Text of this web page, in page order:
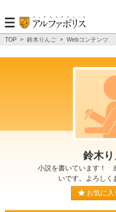
TOP > 鈴木りんご > Webコンテンツ
鈴木
小説を書いています！
いです。よろしく
お気に入